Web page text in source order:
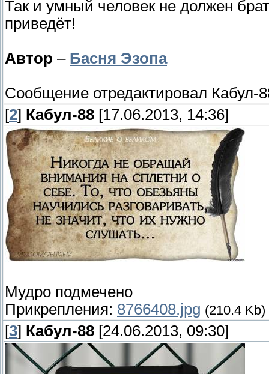
Так и умный человек не должен
приведёт!
Автор – Басня Эзопа
Сообщение отредактировал Кабул-
[2] Кабул-88 [17.06.2013, 14:36]
Мудро подмечено
Прикрепления: 8766408.jpg (210.4 Kb)
[3] Кабул-88 [24.06.2013, 09:30]